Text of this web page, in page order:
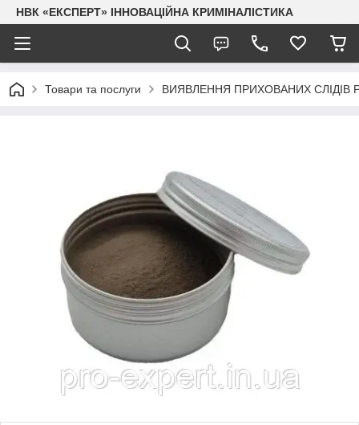
НВК «ЕКСПЕРТ» ІННОВАЦІЙНА КРИМІНАЛІСТИКА
Товари та послуги ВИЯВЛЕННЯ ПРИХОВАНИХ СЛІДІВ